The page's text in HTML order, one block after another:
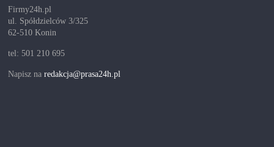
Firmy24h.pl
ul. Spółdzielców 3/325
62-510 Konin
tel: 501 210 695
Napisz naredakcja@prasa24h.pl